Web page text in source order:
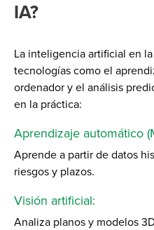
IA?
La inteligencia artificial en
tecnologías como el
ordenador y el análisis
en la práctica:
Aprendizaje automático
Aprende a partir de datos
riesgos y plazos.
Visión artificial:
Analiza planos y modelos